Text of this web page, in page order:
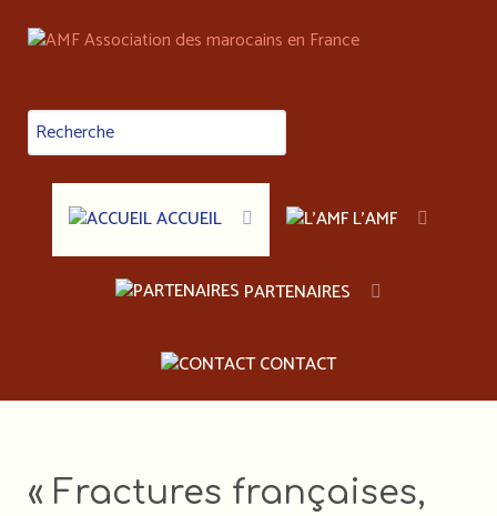
ACCUEIL L'AMF
PARTENAIRES
CONTACT
« Fractures françaises,